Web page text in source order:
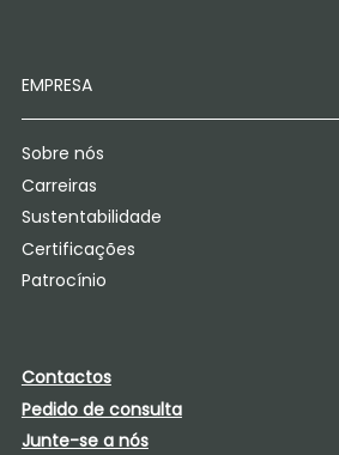
EMPRESA
Sobre nós
Carreiras
Sustentabilidade
Certificações
Patrocínio
Contactos
Pedido de consulta
Junte-se a nós